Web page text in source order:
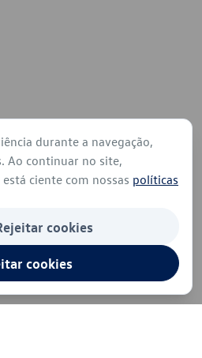
durante a navegação,
Ao continuar no site,
ciente com nossas políticas
cookies
cookies